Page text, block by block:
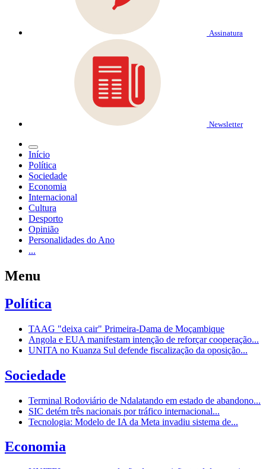
Assinatura
Newsletter
Início
Política
Sociedade
Economia
Internacional
Cultura
Desporto
Opinião
Personalidades do Ano
...
Menu
Política
TAAG "deixa cair" Primeira-Dama de Moçambique
Angola e EUA manifestam intenção de reforçar cooperação...
UNITA no Kuanza Sul defende fiscalização da oposição...
Sociedade
Terminal Rodoviário de Ndalatando em estado de abandono...
SIC detém três nacionais por tráfico internacional...
Tecnologia: Modelo de IA da Meta invadiu sistema de...
Economia